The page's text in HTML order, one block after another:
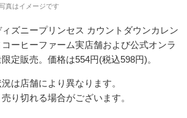
真はイメージです
ズニープリンセス カウントダウンカレン
コーヒーファーム実店舗および公式オンラ
定販売。価格は554円(税込598円)。
は店舗により異なります。
り切れる場合がございます。